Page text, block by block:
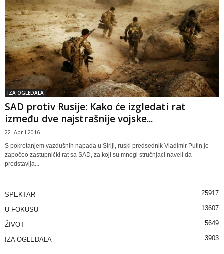
IZA OGLEDALA
SAD protiv Rusije: Kako će izgledati rat
između dve najstrašnije vojske...
22. April 2016.
S pokretanjem vazdušnih napada u Siriji, ruski predsednik Vladimir Putin je
započeo zastupnički rat sa SAD, za koji su mnogi stručnjaci naveli da
predstavlja...
SPEKTAR 25917
U FOKUSU 13607
ŽIVOT 5649
IZA OGLEDALA 3903